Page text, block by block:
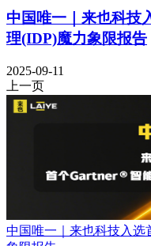
中国唯一｜来也科技
理(IDP)魔力象限报告
2025-09-11
上一页
中国唯一｜来也科技入选